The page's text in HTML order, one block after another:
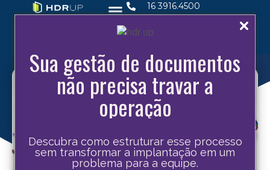
Sua gestão de documentos
não precisa travar a
operação
Descubra como estruturar esse processo
sem transformar a implantação em um
problema para a equipe.
16 3916.4500